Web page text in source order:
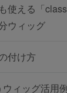
使える「
ウィッグ
付け方
ィッグ活用